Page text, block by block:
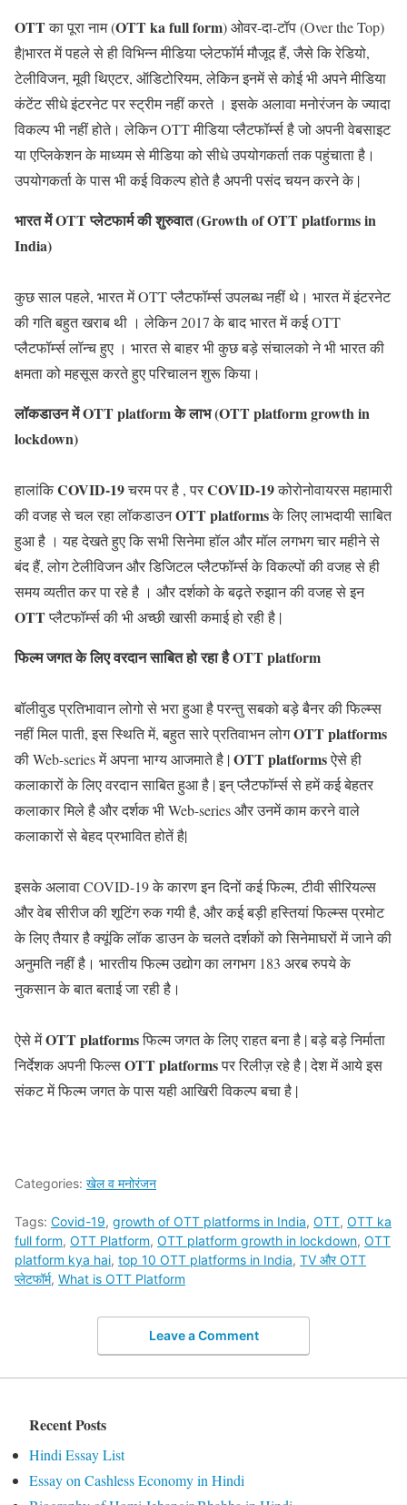
OTTका पूरा नाम (OTT ka full form) ओवर-दा-टॉप (Over the Top)
है|भारत में पहले से ही विभिन्न मीडिया प्लेटफॉर्म मौजूद हैं, जैसे कि रेडियो,
टेलीविजन, मूवी थिएटर, ऑडिटोरियम, लेकिन इनमें से कोई भी अपने मीडिया
कंटेंट सीधे इंटरनेट पर स्ट्रीम नहीं करते । इसके अलावा मनोरंजन के ज्यादा
विकल्प भी नहीं होते। लेकिन OTT मीडिया प्लैटफॉर्म्स है जो अपनी वेबसाइट
या एप्लिकेशन के माध्यम से मीडिया को सीधे उपयोगकर्ता तक पहुंचाता है।
उपयोगकर्ता के पास भी कई विकल्प होते है अपनी पसंद चयन करने के |
भारत में OTT प्लेटफार्म की शुरुवात (Growth of OTT platforms in
India)
कुछ साल पहले, भारत में OTT प्लैटफॉर्म्स उपलब्ध नहीं थे। भारत में इंटरनेट
की गति बहुत खराब थी । लेकिन 2017 के बाद भारत में कई OTT
प्लैटफॉर्म्स लॉन्च हुए । भारत से बाहर भी कुछ बड़े संचालको ने भी भारत की
क्षमता को महसूस करते हुए परिचालन शुरू किया।
लॉकडाउन में OTT platform के लाभ (OTT platform growth in
lockdown)
हालांकिCOVID-19चरम पर है , परCOVID-19कोरोनोवायरस महामारी
की वजह से चल रहा लॉकडाउनOTT platformsके लिए लाभदायी साबित
हुआ है । यह देखते हुए कि सभी सिनेमा हॉल और मॉल लगभग चार महीने से
बंद हैं, लोग टेलीविजन और डिजिटल प्लैटफॉर्म्स के विकल्पों की वजह से ही
समय व्यतीत कर पा रहे है । और दर्शको के बढ़ते रुझान की वजह से इन
OTTप्लैटफॉर्म्स की भी अच्छी खासी कमाई हो रही है |
फिल्म जगत के लिए वरदान साबित हो रहा है OTT platform
बॉलीवुड प्रतिभावान लोगो से भरा हुआ है परन्तु सबको बड़े बैनर की फिल्म्स
नहीं मिल पाती, इस स्थिति में, बहुत सारे प्रतिवाभन लोगOTT platforms
की Web-series में अपना भाग्य आजमाते है |OTT platformsऐसे ही
कलाकारों के लिए वरदान साबित हुआ है | इन् प्लैटफॉर्म्स से हमें कई बेहतर
कलाकार मिले है और दर्शक भी Web-series और उनमें काम करने वाले
कलाकारों से बेहद प्रभावित होतें है|
इसके अलावा COVID-19 के कारण इन दिनों कई फिल्म, टीवी सीरियल्स
और वेब सीरीज की शूटिंग रुक गयी है, और कई बड़ी हस्तियां फिल्म्स प्रमोट
के लिए तैयार है क्यूंकि लॉक डाउन के चलते दर्शकों को सिनेमाघरों में जाने की
अनुमति नहीं है। भारतीय फिल्म उद्योग का लगभग 183 अरब रुपये के
नुकसान के बात बताई जा रही है।
ऐसे मेंOTT platformsफिल्म जगत के लिए राहत बना है | बड़े बड़े निर्माता
निर्देशक अपनी फिल्सOTT platformsपर रिलीज़ रहे है | देश में आये इस
संकट में फिल्म जगत के पास यही आखिरी विकल्प बचा है |
Categories: खेल व मनोरंजन
Tags: Covid-19, growth of OTT platforms in India, OTT, OTT ka
full form, OTT Platform, OTT platform growth in lockdown, OTT
platform kya hai, top 10 OTT platforms in India, TV और OTT
प्लेटफॉर्म, What is OTT Platform
Leave a Comment
Recent Posts
Hindi Essay List
Essay on Cashless Economy in Hindi